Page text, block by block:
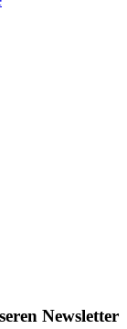
Newsletter